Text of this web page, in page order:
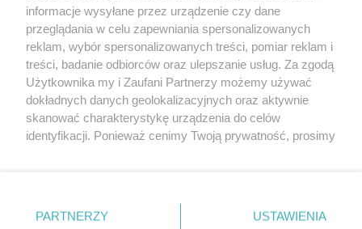
Zapamiętać?
Zaloguj
Zapomniałem hasła
Copyright © 2022 Kurier Szczeciński sp. z o.o.
informacje wysyłane przez urządzenie czy dane
przeglądania w celu zapewniania spersonalizowanych
reklam, wybór spersonalizowanych treści, pomiar reklam i
treści, badanie odbiorców oraz ulepszanie usług. Za zgodą
Użytkownika my i Zaufani Partnerzy możemy używać
dokładnych danych geolokalizacyjnych oraz aktywnie
skanować charakterystykę urządzenia do celów
identyfikacji. Ponieważ cenimy Twoją prywatność, prosimy
prywatności znajdujący się w lewym dolnym rogu strony
. Niektóre rodzaje przetwarzania danych nie wymagają
PARTNERZY USTAWIENIA